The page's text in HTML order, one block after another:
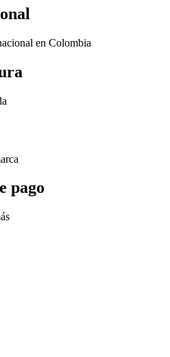
en Colombia
pago